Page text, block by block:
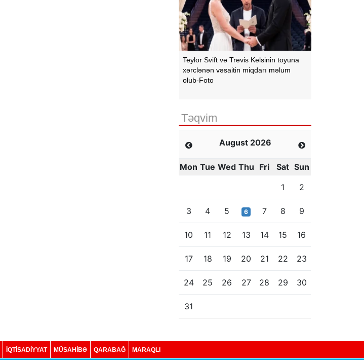
Teylor Svift və Trevis Kelsinin toyuna
xərclənən vəsaitin miqdarı məlum
olub-Foto
Təqvim
August 2026
Mon Tue Wed Thu Fri Sat Sun
1
2
3 4 5 6 7 8 9
10 11 12 13 14 15 16
17 18 19 20 21 22 23
24 25 26 27 28 29 30
31
İQTISADIYYAT MÜSAHİBƏ QARABAĞ MARAQLI